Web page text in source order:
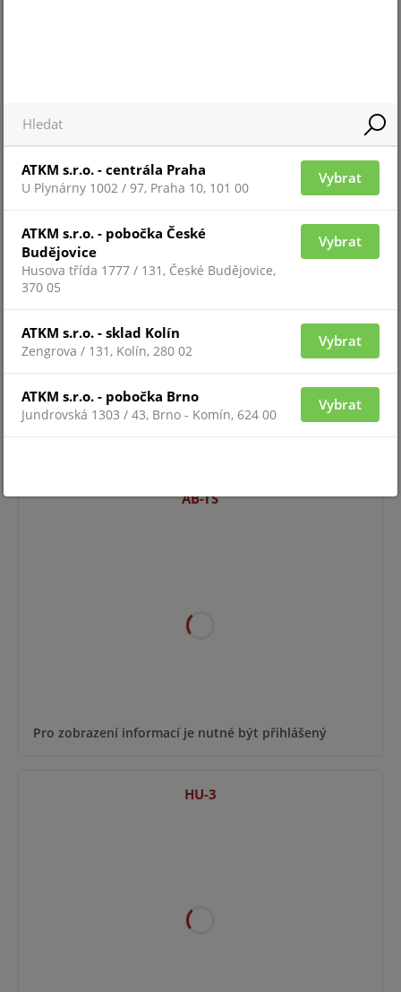
Pro zobrazení informací je nutné být přihlášený
AB-TS
Pro zobrazení informací je nutné být přihlášený
HU-3
ATKM s.r.o. - centrála Praha
U Plynárny 1002 / 97, Praha 10, 101 00
Vybrat
ATKM s.r.o. - pobočka České
Budějovice
Husova třída 1777 / 131, České Budějovice,
370 05
Vybrat
ATKM s.r.o. - sklad Kolín
Zengrova / 131, Kolín, 280 02
Vybrat
ATKM s.r.o. - pobočka Brno
Jundrovská 1303 / 43, Brno - Komín, 624 00
Vybrat